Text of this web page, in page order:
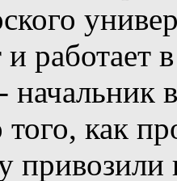
работает
начальник
как
привозили